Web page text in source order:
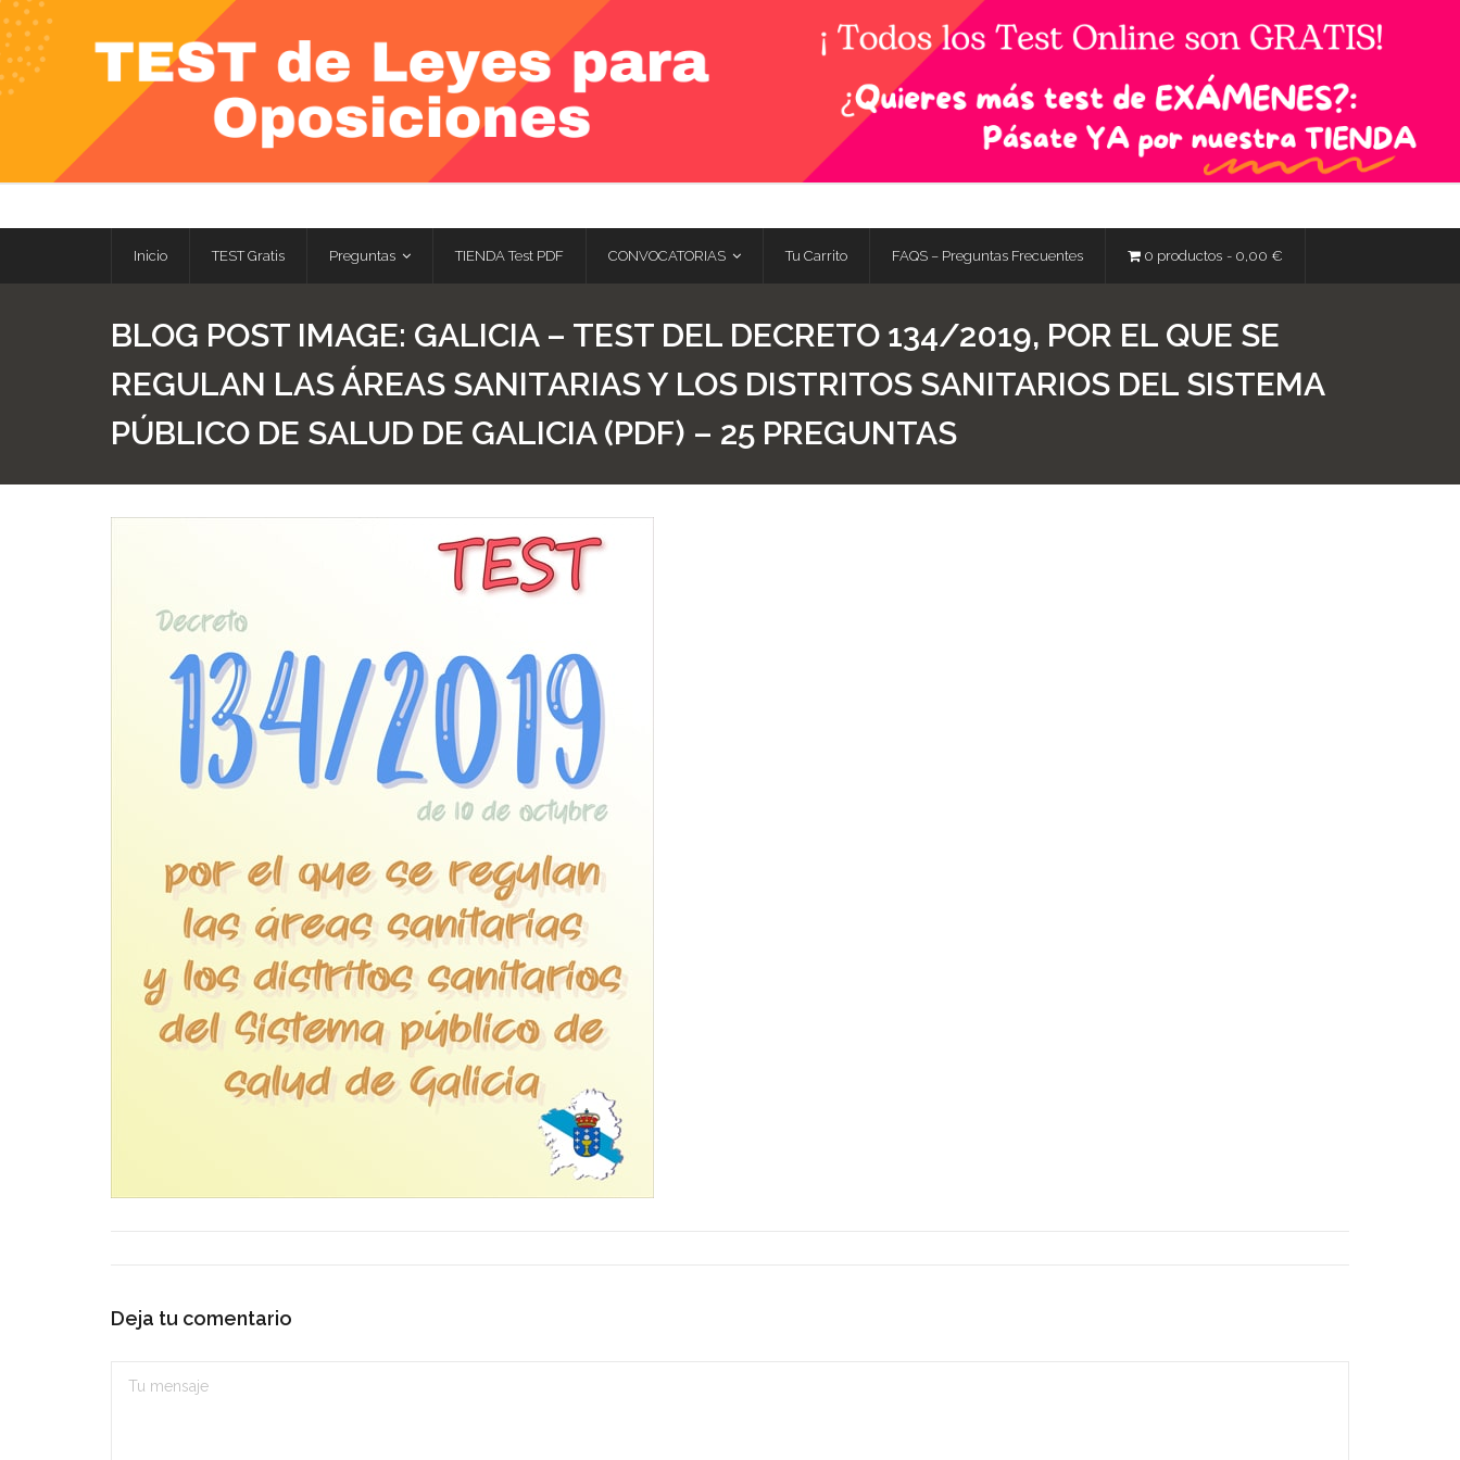
Skip
to
content
Inicio TEST Gratis Preguntas TIENDA Test PDF CONVOCATORIAS Tu Carrito FAQS – Preguntas Frecuentes 0 productos 0,00 €
BLOG POST IMAGE: GALICIA – TEST DEL DECRETO 134/2019, POR EL QUE SE
REGULAN LAS ÁREAS SANITARIAS Y LOS DISTRITOS SANITARIOS DEL SISTEMA
PÚBLICO DE SALUD DE GALICIA (PDF) – 25 PREGUNTAS
Deja tu comentario